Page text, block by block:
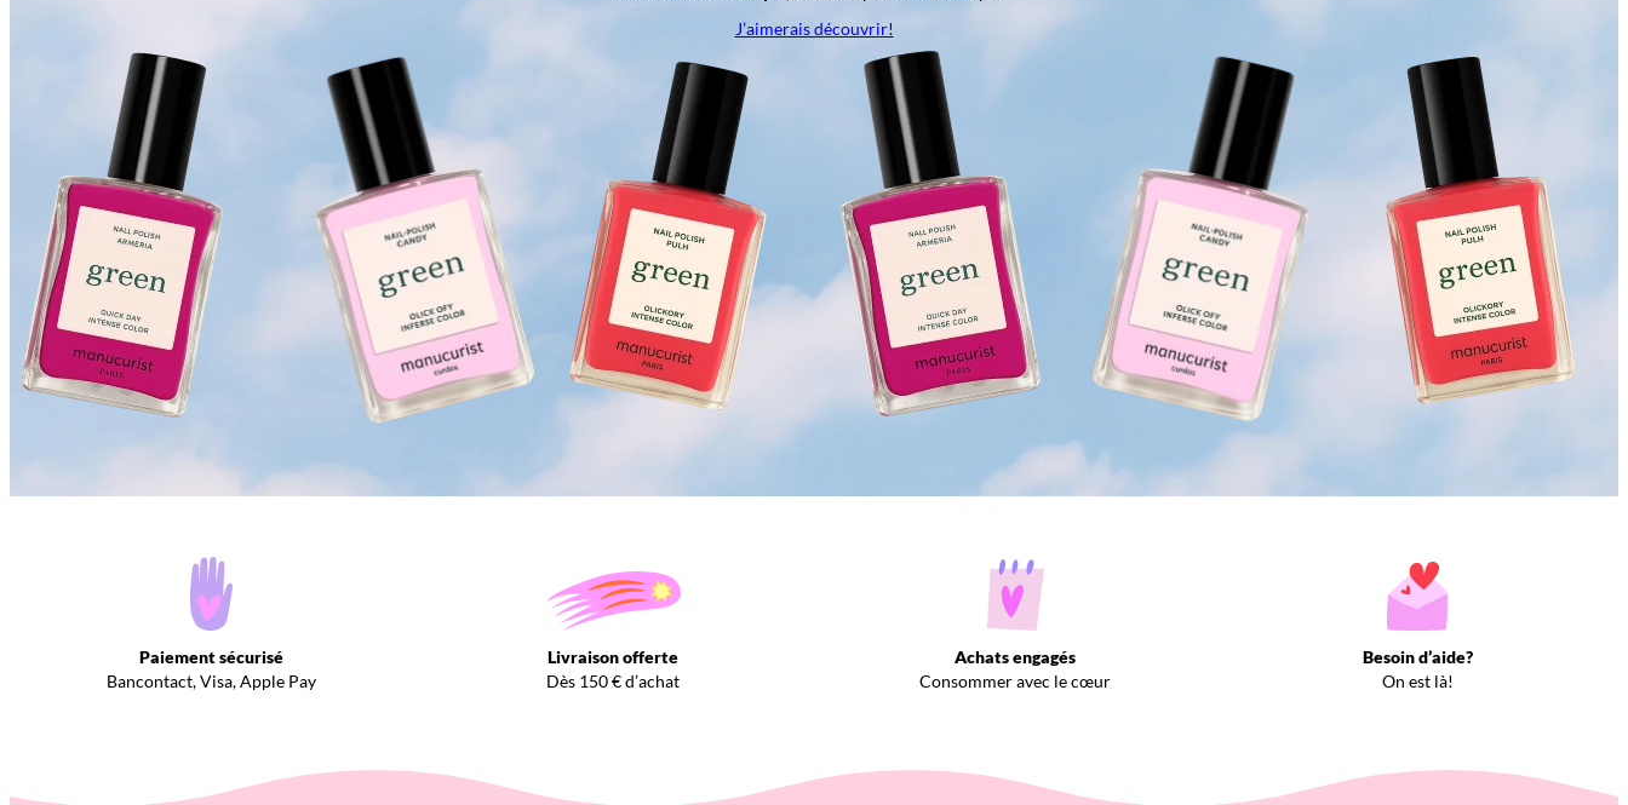
J’aimerais découvrir!
Paiement sécurisé
Bancontact, Visa, Apple Pay
Livraison offerte
Dès 150 € d’achat
Achats engagés
Consommer avec le cœur
Besoin d’aide?
On est là!